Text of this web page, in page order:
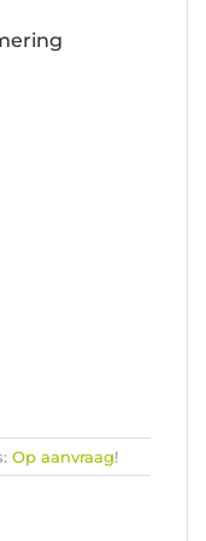
Op aanvraag!